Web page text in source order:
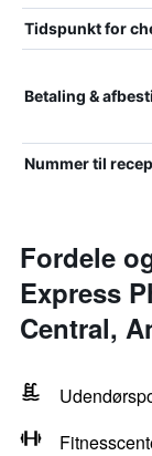
Tidspunkt for
Betaling &
Nummer til
Fordele
Express
Central,